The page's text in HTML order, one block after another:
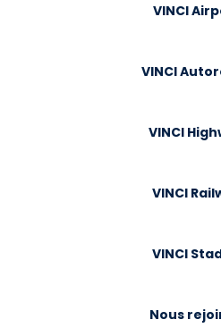
VINCI
VINCI
VINCI
VINCI
VINCI
Nous